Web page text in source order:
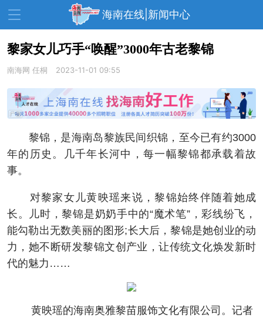
海南在线|新闻中心
资讯中心 热点 旅游
文体 财经
教育 健康 房产
家装 交通 美食
走读海南 周末去哪儿
人才在线 天涯企服
黎家女儿巧手“唤醒”3000年古老黎锦
南海网 任桐 2023-11-01 09:55
黎锦，是海南岛黎族民间织锦，至今已有约3000
年的历史。几千年长河中，每一幅黎锦都承载着故
事。
对黎家女儿黄映瑶来说，黎锦始终伴随着她成
长。儿时，黎锦是奶奶手中的“魔术笔”，彩线纷飞，
能勾勒出无数美丽的图形;长大后，黎锦是她创业的动
力，她不断研发黎锦文创产业，让传统文化焕发新时
代的魅力……
黄映瑶的海南奥雅黎苗服饰文化有限公司。记者